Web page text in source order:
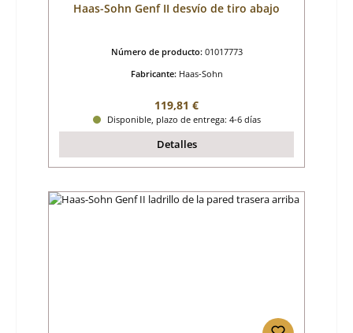
Haas-Sohn Genf II desvío de tiro abajo
Número de producto: 01017773
Fabricante: Haas-Sohn
Precio normal:
119,81 €
Disponible, plazo de entrega: 4-6 días
Detalles